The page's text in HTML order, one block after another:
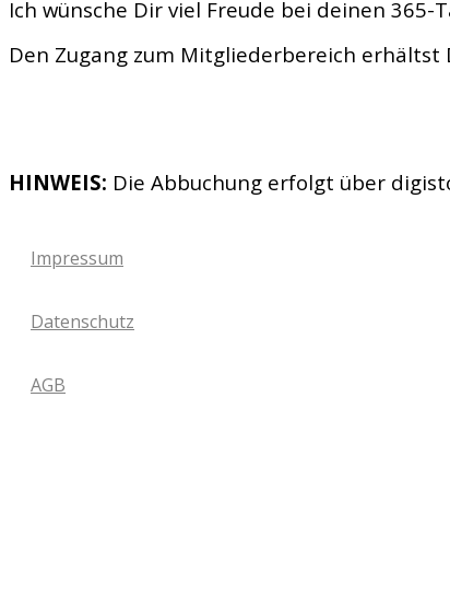
Ich wünsche Dir viel Freude bei deinen 365-
Den Zugang zum Mitgliederbereich
HINWEIS: Die Abbuchung erfolgt über
Impressum
Datenschutz
AGB